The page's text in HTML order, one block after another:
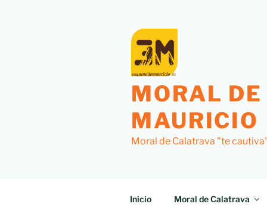
MORAL
MAURICIO
Moral de Calatrava "te
Inicio Moral de Calatrava